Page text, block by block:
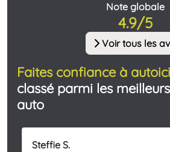
Note globale
4.9/5
Voir tous les
Faites confiance à
classé parmi les
auto
Steffie S.